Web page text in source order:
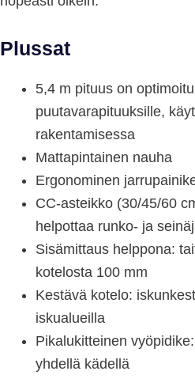
Plussat
5,4 m pituus on
puutavarapituuksille,
rakentamisessa
Mattapintainen nauha
Ergonominen
CC-asteikko (30/45/60
helpottaa runko- ja
Sisämittaus helppona:
kotelosta 100 mm
Kestävä kotelo:
iskualueilla
Pikalukitteinen
yhdellä kädellä